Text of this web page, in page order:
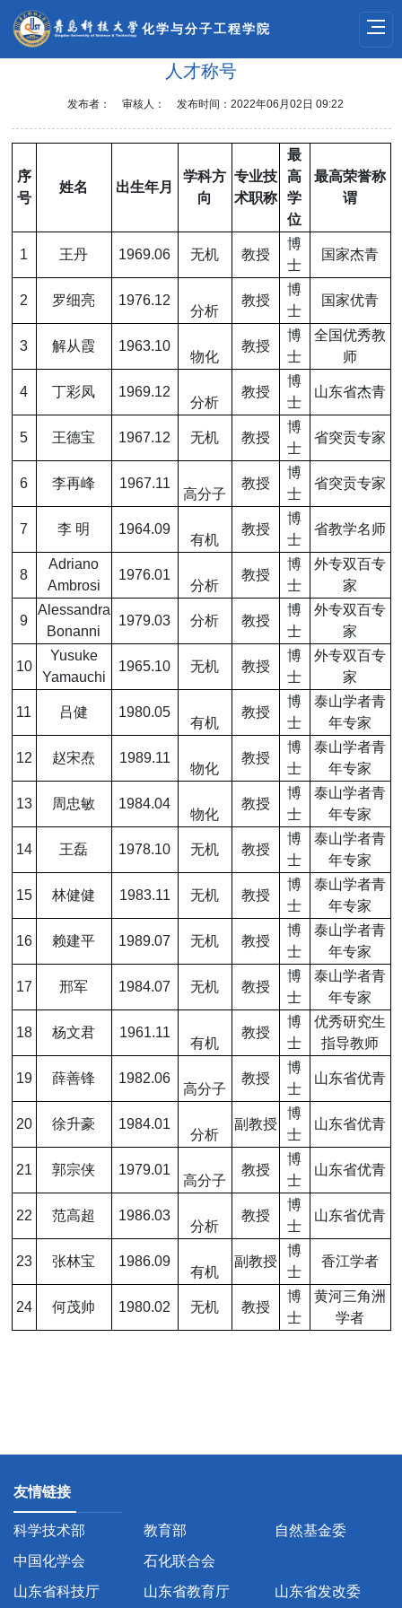
化学与分子工程学院
人才称号
发布者： 审核人： 发布时间：2022年06月02日 09:22
序
号
姓名 出生年月
学科方
向
专业技
术职称
最
高
学
位
最高荣誉称
谓
1 王丹 1969.06 无机 教授
博
士
国家杰青
2 罗细亮 1976.12
分析
教授
博
士
国家优青
3 解从霞 1963.10
物化
教授
博
士
全国优秀教
师
4 丁彩凤 1969.12
分析
教授
博
士
山东省杰青
5 王德宝 1967.12 无机 教授
博
士
省突贡专家
6 李再峰 1967.11
高分子
教授
博
士
省突贡专家
7 李 明 1964.09
有机
教授
博
士
省教学名师
8
Adriano
Ambrosi
1976.01
分析
教授
博
士
外专双百专
家
9
Alessandra
Bonanni
1979.03 分析 教授
博
士
外专双百专
家
10
Yusuke
Yamauchi
1965.10 无机 教授
博
士
外专双百专
家
11 吕健 1980.05
有机
教授
博
士
泰山学者青
年专家
12 赵宋焘 1989.11
物化
教授
博
士
泰山学者青
年专家
13 周忠敏 1984.04
物化
教授
博
士
泰山学者青
年专家
14 王磊 1978.10 无机 教授
博
士
泰山学者青
年专家
15 林健健 1983.11 无机 教授
博
士
泰山学者青
年专家
16 赖建平 1989.07 无机 教授
博
士
泰山学者青
年专家
17 邢军 1984.07 无机 教授
博
士
泰山学者青
年专家
18 杨文君 1961.11
有机
教授
博
士
优秀研究生
指导教师
19 薛善锋 1982.06
高分子
教授
博
士
山东省优青
20 徐升豪 1984.01
分析
副教授
博
士
山东省优青
21 郭宗侠 1979.01
高分子
教授
博
士
山东省优青
22 范高超 1986.03
分析
教授
博
士
山东省优青
23 张林宝 1986.09
有机
副教授
博
士
香江学者
24 何茂帅 1980.02 无机 教授
博
士
黄河三角洲
学者
友情链接
科学技术部 教育部
自然基金委
中国化学会
石化联合会
山东省科技厅
山东省教育厅 山东省发改委